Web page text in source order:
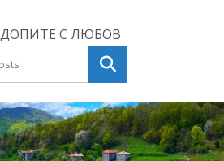
С ЛЮБОВ
Търсене